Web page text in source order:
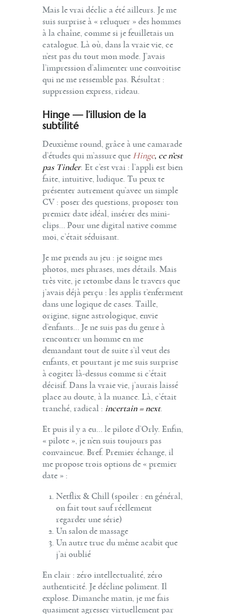
Mais le vrai déclic a été ailleurs. Je me
suis surprise à « reluquer » des hommes
à la chaîne, comme si je feuilletais un
catalogue. Là où, dans la vraie vie, ce
n’est pas du tout mon mode. J’avais
l’impression d’alimenter une convoitise
qui ne me ressemble pas. Résultat :
suppression express, rideau.
Hinge — l’illusion de la
subtilité
Deuxième round, grâce à une camarade
d’études qui m’assure que Hinge, ce n’est
pas Tinder. Et c’est vrai : l’appli est bien
faite, intuitive, ludique. Tu peux te
présenter autrement qu’avec un simple
CV : poser des questions, proposer ton
premier date idéal, insérer des mini-
clips… Pour une digital native comme
moi, c’était séduisant.
Je me prends au jeu : je soigne mes
photos, mes phrases, mes détails. Mais
très vite, je retombe dans le travers que
j’avais déjà perçu : les applis t’enferment
dans une logique de cases. Taille,
origine, signe astrologique, envie
d’enfants… Je ne suis pas du genre à
rencontrer un homme en me
demandant tout de suite s’il veut des
enfants, et pourtant je me suis surprise
à cogiter là-dessus comme si c’était
décisif. Dans la vraie vie, j’aurais laissé
place au doute, à la nuance. Là, c’était
tranché, radical : incertain = next.
Et puis il y a eu… le pilote d’Orly. Enfin,
« pilote », je n’en suis toujours pas
convaincue. Bref. Premier échange, il
me propose trois options de « premier
date » :
Netflix & Chill (spoiler : en général,
on fait tout sauf réellement
regarder une série)
Un salon de massage
Un autre truc du même acabit que
j’ai oublié
En clair : zéro intellectualité, zéro
authenticité. Je décline poliment. Il
explose. Dimanche matin, je me fais
quasiment agresser virtuellement par